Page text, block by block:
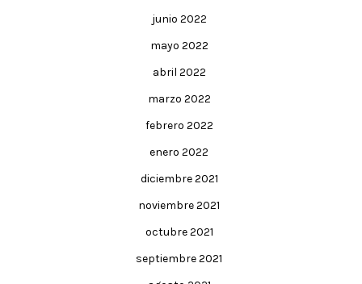
junio 2022
mayo 2022
abril 2022
marzo 2022
febrero 2022
enero 2022
diciembre 2021
noviembre 2021
octubre 2021
septiembre 2021